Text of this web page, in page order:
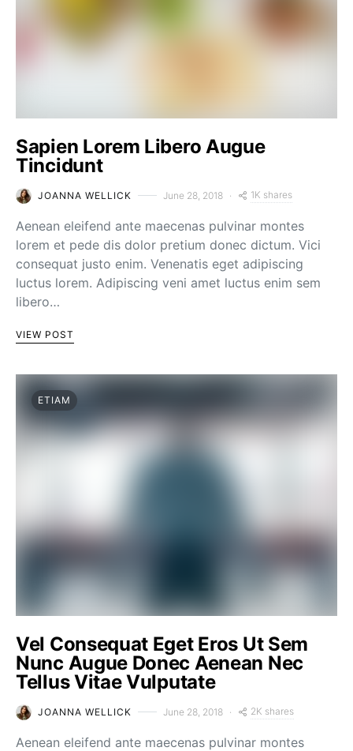
Sapien Lorem Libero Augue
Tincidunt
JOANNA WELLICK June 28, 2018 1K shares
Aenean eleifend ante maecenas pulvinar montes
lorem et pede dis dolor pretium donec dictum. Vici
consequat justo enim. Venenatis eget adipiscing
luctus lorem. Adipiscing veni amet luctus enim sem
libero…
VIEW POST
ETIAM
Vel Consequat Eget Eros Ut Sem
Nunc Augue Donec Aenean Nec
Tellus Vitae Vulputate
JOANNA WELLICK June 28, 2018 2K shares
Aenean eleifend ante maecenas pulvinar montes